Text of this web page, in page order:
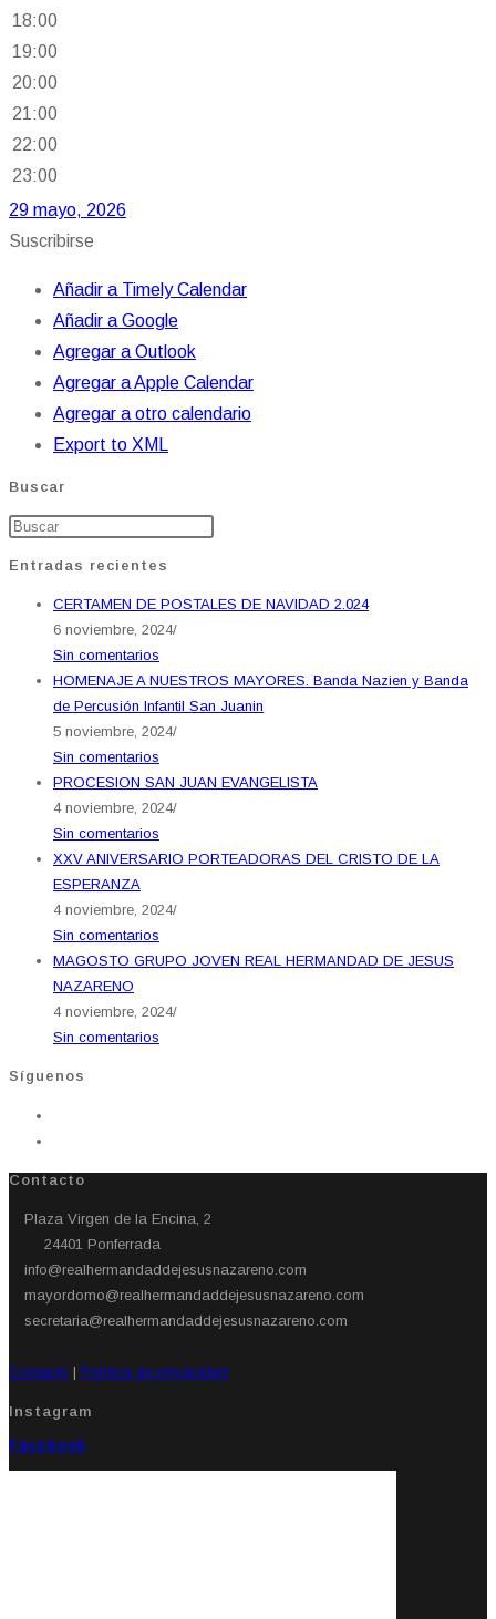
18:00
19:00
20:00
21:00
22:00
23:00
29 mayo, 2026
Suscribirse
Añadir a Timely Calendar
Añadir a Google
Agregar a Outlook
Agregar a Apple Calendar
Agregar a otro calendario
Export to XML
Buscar
Entradas recientes
CERTAMEN DE POSTALES DE NAVIDAD 2.024
6 noviembre, 2024/
Sin comentarios
HOMENAJE A NUESTROS MAYORES. Banda Nazien y Banda
de Percusión Infantil San Juanin
5 noviembre, 2024/
Sin comentarios
PROCESION SAN JUAN EVANGELISTA
4 noviembre, 2024/
Sin comentarios
XXV ANIVERSARIO PORTEADORAS DEL CRISTO DE LA
ESPERANZA
4 noviembre, 2024/
Sin comentarios
MAGOSTO GRUPO JOVEN REAL HERMANDAD DE JESUS
NAZARENO
4 noviembre, 2024/
Sin comentarios
Síguenos
Contacto
Plaza Virgen de la Encina, 2
24401 Ponferrada​
info@realhermandaddejesusnazareno.com
mayordomo@realhermandaddejesusnazareno.com
secretaria@realhermandaddejesusnazareno.com
Contacto | Política de privacidad
Instagram
Facebook